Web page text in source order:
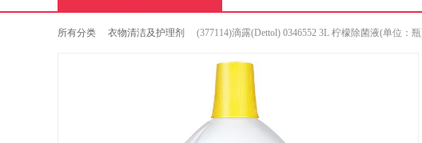
所有分类 衣物清洁及护理剂 (377114)滴露(Dettol) 0346552 3L 柠檬除菌液(单位：